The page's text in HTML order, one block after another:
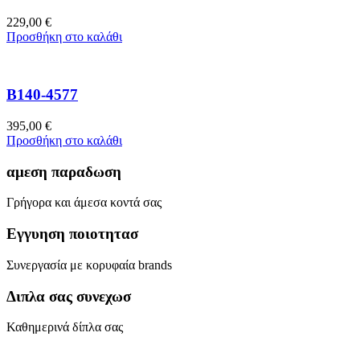
229,00 €
Προσθήκη στο καλάθι
B140-4577
395,00 €
Προσθήκη στο καλάθι
αμεση παραδωση
Γρήγορα και άμεσα κοντά σας
Εγγυηση ποιοτητασ
Συνεργασία με κορυφαία brands
Διπλα σας συνεχωσ
Καθημερινά δίπλα σας